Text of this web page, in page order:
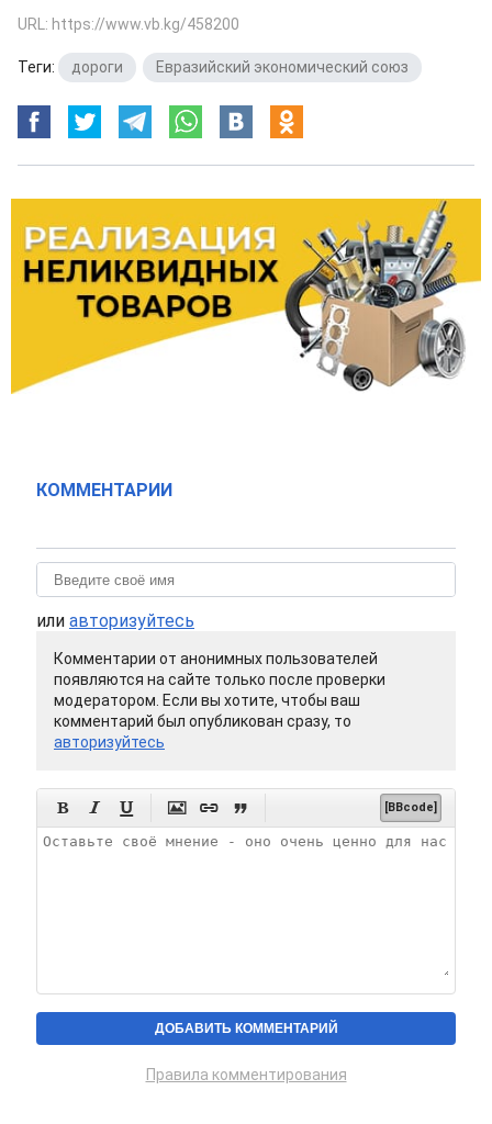
URL: https://www.vb.kg/458200
Теги: дороги Евразийский экономический союз
КОММЕНТАРИИ
или авторизуйтесь
Комментарии от анонимных пользователей
появляются на сайте только после проверки
модератором. Если вы хотите, чтобы ваш
комментарий был опубликован сразу, то
авторизуйтесь
      [BBcode]
Правила комментирования